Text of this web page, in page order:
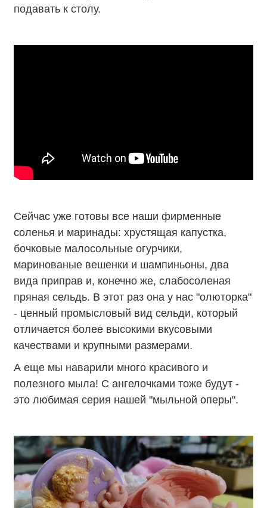
подавать к столу.
Сейчас уже готовы все наши фирменные
соленья и маринады: хрустящая капустка,
бочковые малосольные огурчики,
маринованые вешенки и шампиньоны, два
вида приправ и, конечно же, слабосоленая
пряная сельдь. В этот раз она у нас "олюторка"
- ценный промысловый вид сельди, который
отличается более высокими вкусовыми
качествами и крупными размерами.
А еще мы наварили много красивого и
полезного мыла! С ангелочками тоже будут -
это любимая серия нашей "мыльной оперы".